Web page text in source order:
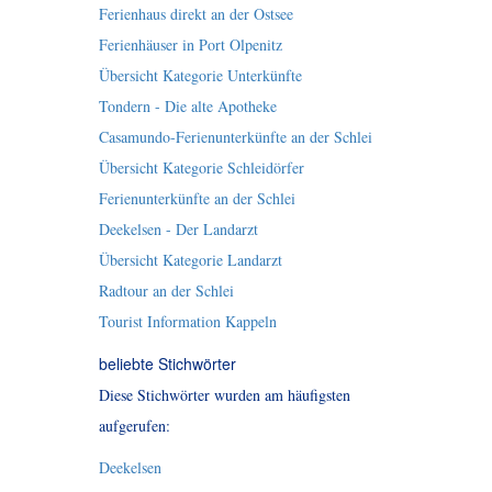
Ferienhaus direkt an der Ostsee
Ferienhäuser in Port Olpenitz
Übersicht Kategorie Unterkünfte
Tondern - Die alte Apotheke
Casamundo-Ferienunterkünfte an der Schlei
Übersicht Kategorie Schleidörfer
Ferienunterkünfte an der Schlei
Deekelsen - Der Landarzt
Übersicht Kategorie Landarzt
Radtour an der Schlei
Tourist Information Kappeln
beliebte Stichwörter
Diese Stichwörter wurden am häufigsten
aufgerufen:
Deekelsen